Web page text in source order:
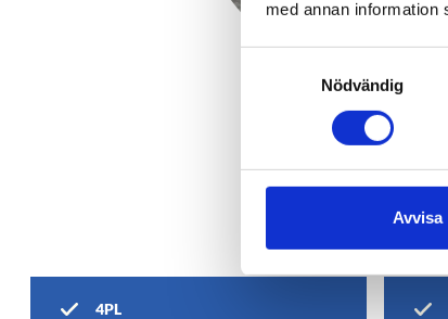
med annan information
Nödvändig
Avvisa
4PL